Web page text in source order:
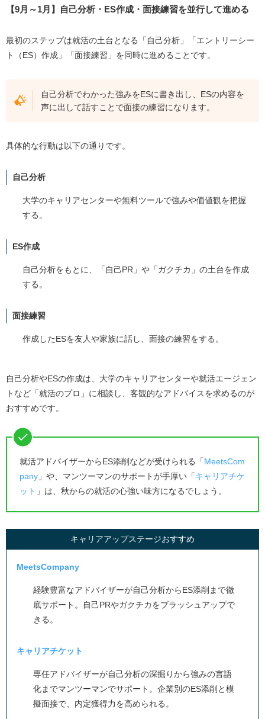
【9月～1月】自己分析・ES作成・面接練習を並行して進める
最初のステップは就活の土台となる「自己分析」「エントリーシー
ト（ES）作成」「面接練習」を同時に進めることです。
自己分析でわかった強みをESに書き出し、ESの内容を
声に出して話すことで面接の練習になります。
具体的な行動は以下の通りです。
自己分析
大学のキャリアセンターや無料ツールで強みや価値観を把握
する。
ES作成
自己分析をもとに、「自己PR」や「ガクチカ」の土台を作成
する。
面接練習
作成したESを友人や家族に話し、面接の練習をする。
自己分析やESの作成は、大学のキャリアセンターや就活エージェン
トなど「就活のプロ」に相談し、客観的なアドバイスを求めるのが
おすすめです。
就活アドバイザーからES添削などが受けられる「MeetsCom
pany」や、マンツーマンのサポートが手厚い「キャリアチケ
ット 」は、秋からの就活の心強い味方になるでしょう。
キャリアアップステージおすすめ
MeetsCompany
経験豊富なアドバイザーが自己分析からES添削まで徹
底サポート。自己PRやガクチカをブラッシュアップで
きる。
キャリアチケット
専任アドバイザーが自己分析の深掘りから強みの言語
化までマンツーマンでサポート。企業別のES添削と模
擬面接で、内定獲得力を高められる。